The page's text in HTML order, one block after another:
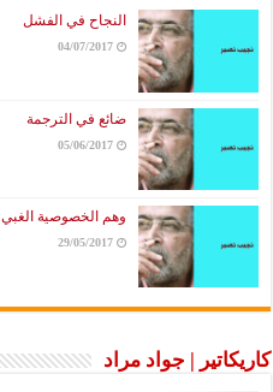
النجاح في الفشل
04/07/2017
ضائع في الترجمة
05/06/2017
وهم الخصوصية الغبي
29/05/2017
كاريكاتير | جواد مراد